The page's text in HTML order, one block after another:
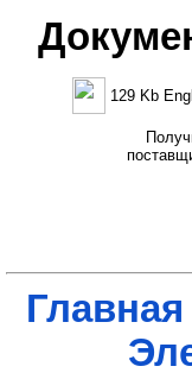
129 Kb
Главная